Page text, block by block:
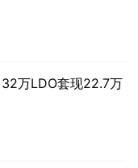
万LDO套现22.7万